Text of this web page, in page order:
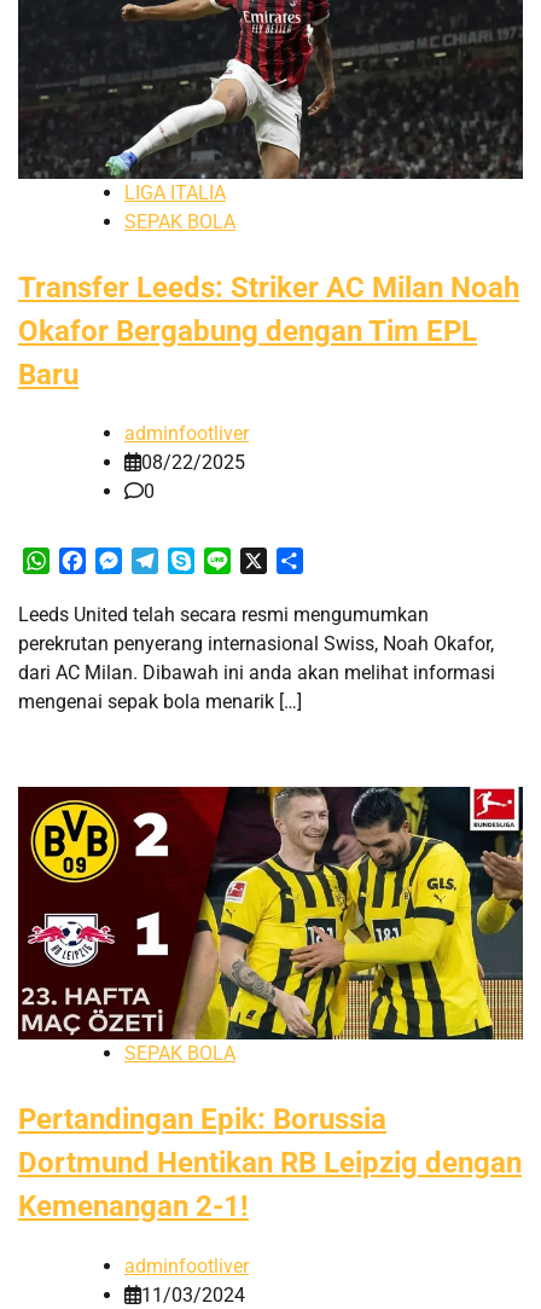
LIGA ITALIA
SEPAK BOLA
Transfer Leeds: Striker AC Milan Noah
Okafor Bergabung dengan Tim EPL
Baru
adminfootliver
08/22/2025
0
WhatsApp
FacebookMessenger
TelegramSkypeLine
Leeds United telah secara resmi mengumumkan
perekrutan penyerang internasional Swiss, Noah Okafor,
dari AC Milan. Dibawah ini anda akan melihat informasi
mengenai sepak bola menarik […]
SEPAK BOLA
Pertandingan Epik: Borussia
Dortmund Hentikan RB Leipzig dengan
Kemenangan 2-1!
adminfootliver
11/03/2024